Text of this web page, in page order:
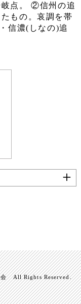
点。 ②信州の追
もの。哀調を帯
信濃(しなの)追
会 All Rights Reserved.